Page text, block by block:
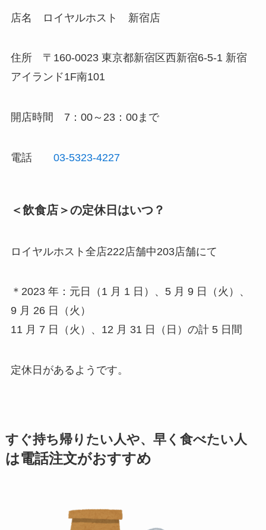
店名 ロイヤルホスト 新宿店
住所 〒160-0023 東京都新宿区西新宿6-5-1 新宿
アイランド1F南101
開店時間 7：00～23：00まで
電話 03-5323-4227
＜飲食店＞の定休日はいつ？
ロイヤルホスト全店222店舗中203店舗にて
＊2023 年：元日（1 月 1 日）、5 月 9 日（火）、
9 月 26 日（火）
11 月 7 日（火）、12 月 31 日（日）の計 5 日間
定休日があるようです。
すぐ持ち帰りたい人や、早く食べたい人
は電話注文がおすすめ